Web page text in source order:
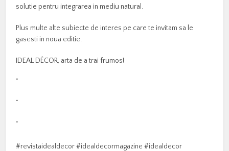
solutie pentru integrarea in mediu natural.
Plus multe alte subiecte de interes pe care te invitam sa le
gasesti in noua editie.
IDEAL DÉCOR, arta de a trai frumos!
“
“
“
#revistaidealdecor #idealdecormagazine #idealdecor